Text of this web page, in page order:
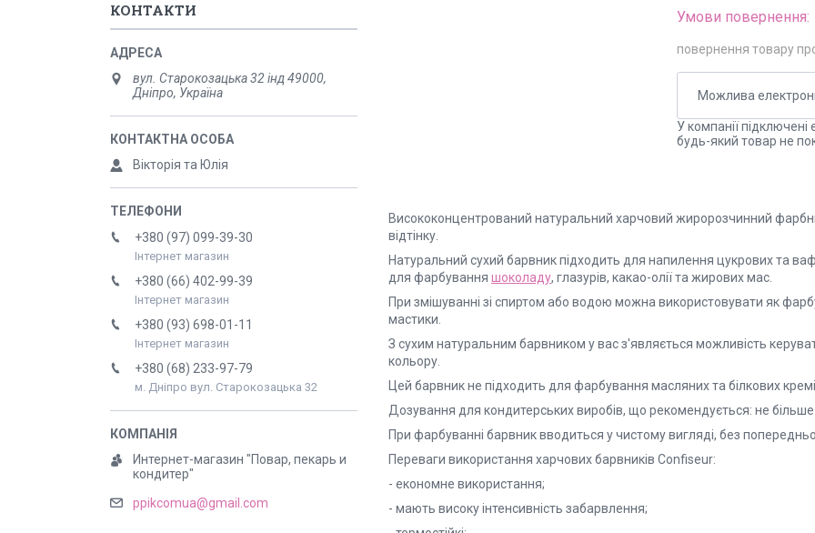
повернення товару
У компанії
будь-який товар не
Висококонцентрований натуральний харчовий жиророзчинний
відтінку.
Натуральний сухий барвник підходить для напилення цукрових та
для фарбування шоколаду, глазурів, какао-олії та жирових мас.
При змішуванні зі спиртом або водою можна використовувати як
мастики.
З сухим натуральним барвником у вас з'являється можливість
кольору.
Цей барвник не підходить для фарбування масляних та білкових
Дозування для кондитерських виробів, що рекомендується: не більше
При фарбуванні барвник вводиться у чистому вигляді, без
Переваги використання харчових барвників Confiseur:
- економне використання;
- мають високу інтенсивність забарвлення;
КОНТАКТИ
вул. Старокозацька 32 інд 49000,
Дніпро, Україна
Вікторія та Юлія
+380 (97) 099-39-30
Інтернет магазин
+380 (66) 402-99-39
Інтернет магазин
+380 (93) 698-01-11
Інтернет магазин
+380 (68) 233-97-79
м. Дніпро вул. Старокозацька 32
Интернет-магазин "Повар, пекарь и
кондитер"
ppikcomua@gmail.com